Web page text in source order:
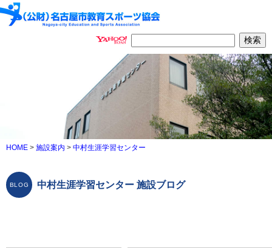
HOME > 施設案内 > 中村生涯学習センター
中村生涯学習センター 施設ブログ